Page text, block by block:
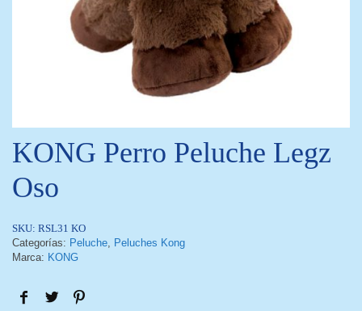
KONG Perro Peluche Legz
Oso
SKU: RSL31 KO
Categorías: Peluche, Peluches Kong
Marca: KONG